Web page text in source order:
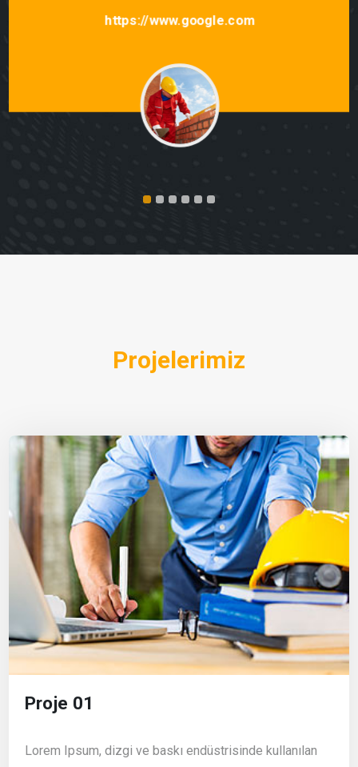
https://www.google.com
Projelerimiz
Proje 01
Lorem Ipsum, dizgi ve baskı endüstrisinde kullanılan